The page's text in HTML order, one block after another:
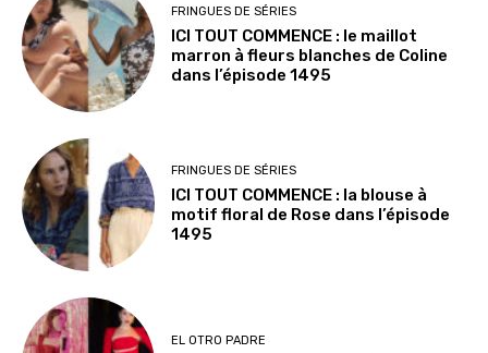
FRINGUES DE SÉRIES
ICI TOUT COMMENCE : le maillot
marron à fleurs blanches de Coline
dans l’épisode 1495
FRINGUES DE SÉRIES
ICI TOUT COMMENCE : la blouse à
motif floral de Rose dans l’épisode
1495
EL OTRO PADRE